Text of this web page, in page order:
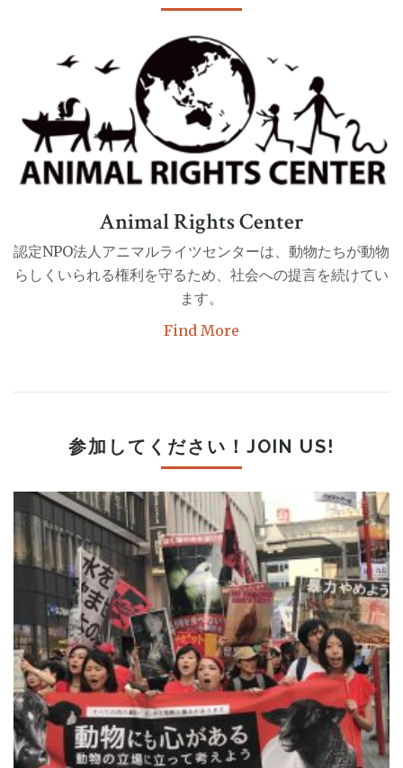
Animal Rights Center
認定NPO法人アニマルライツセンターは、動物たちが動物
らしくいられる権利を守るため、社会への提言を続けてい
ます。
Find More
参加してください！JOIN US!